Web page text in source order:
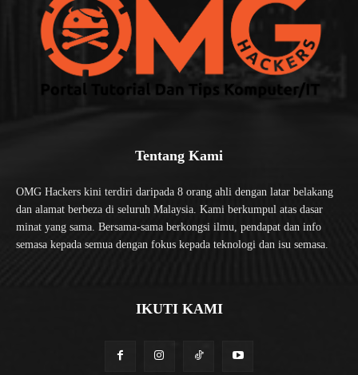
Tentang Kami
OMG Hackers kini terdiri daripada 8 orang ahli dengan latar belakang
dan alamat berbeza di seluruh Malaysia. Kami berkumpul atas dasar
minat yang sama. Bersama-sama berkongsi ilmu, pendapat dan info
semasa kepada semua dengan fokus kepada teknologi dan isu semasa.
IKUTI KAMI